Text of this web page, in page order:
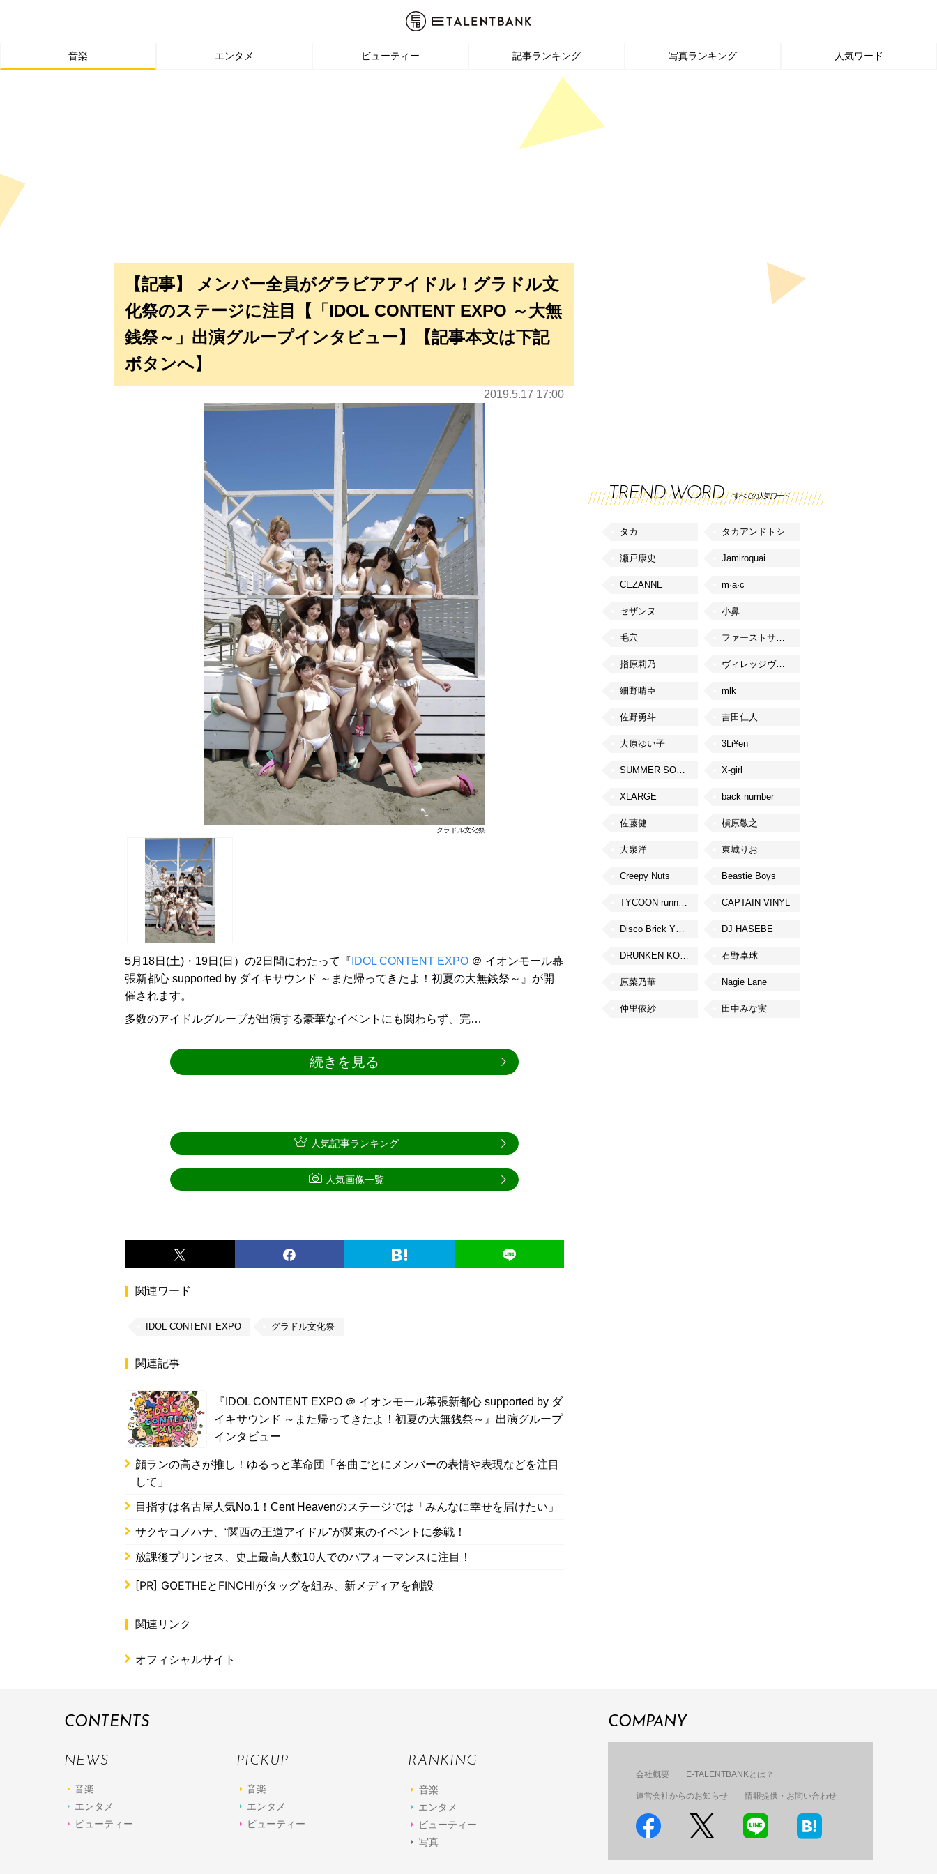
音楽 エンタメ ビューティー 記事ランキング 写真ランキング 人気ワード
【記事】 メンバー全員がグラビアアイドル！グラドル文
化祭のステージに注目【「IDOL CONTENT EXPO ～大無
銭祭～」出演グループインタビュー】【記事本文は下記
ボタンへ】
2019.5.17 17:00
グラドル文化祭
5月18日(土)・19日(日）の2日間にわたって『 IDOL CONTENT EXPO ＠ イオンモール幕
張新都心 supported by ダイキサウンド ～また帰ってきたよ！初夏の大無銭祭～』が開
催されます。
多数のアイドルグループが出演する豪華なイベントにも関わらず、完…
続きを見る
関連ワード
IDOL CONTENT EXPO グラドル文化祭
関連記事
『IDOL CONTENT EXPO ＠ イオンモール幕張新都心 supported by ダ
イキサウンド ～また帰ってきたよ！初夏の大無銭祭～』出演グループ
インタビュー
顔ランの高さが推し！ゆるっと革命団「各曲ごとにメンバーの表情や表現などを注目
して」
目指すは名古屋人気No.1！Cent Heavenのステージでは「みんなに幸せを届けたい」
サクヤコノハナ、“関西の王道アイドル”が関東のイベントに参戦！
放課後プリンセス、史上最高人数10人でのパフォーマンスに注目！
[PR] GOETHEとFINCHIがタッグを組み、新メディアを創設
関連リンク
オフィシャルサイト
人気記事ランキング
人気画像一覧
TREND WORD すべての人気ワード
タカ タカアンドトシ
瀬戸康史 Jamiroquai
CEZANNE m·a·c
セザンヌ 小鼻
毛穴 ファーストサマーウイカ
指原莉乃 ヴィレッジヴァンガード
細野晴臣 mlk
佐野勇斗 吉田仁人
大原ゆい子 3Li¥en
SUMMER SONIC X-girl
XLARGE back number
佐藤健 槇原敬之
大泉洋 東城りお
Creepy Nuts Beastie Boys
TYCOON running CAPTAIN VINYL
Disco Brick YOKOHAMA DJ HASEBE
DRUNKEN KONG 石野卓球
原菜乃華 Nagie Lane
仲里依紗 田中みな実
CONTENTS
NEWS
音楽
エンタメ
ビューティー
PICKUP
音楽
エンタメ
ビューティー
RANKING
音楽
エンタメ
ビューティー
写真
COMPANY
会社概要 E-TALENTBANKとは？
運営会社からのお知らせ 情報提供・お問い合わせ